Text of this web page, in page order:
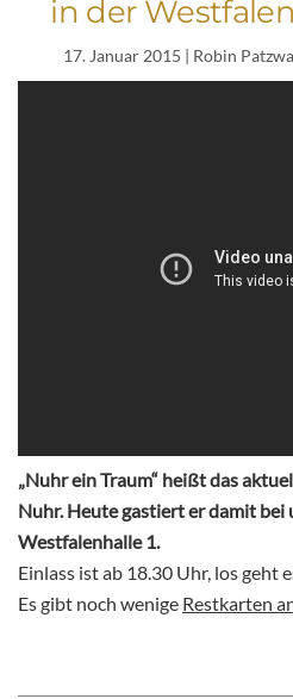
in der
17. Januar 2015 | Robin
„Nuhr ein Traum“ heißt das
Nuhr. Heute gastiert er damit
Westfalenhalle 1.
Einlass ist ab 18.30 Uhr, los geht
Es gibt noch wenige Restkarten